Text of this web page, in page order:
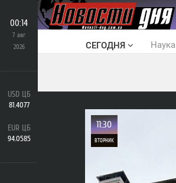
СЕГОДНЯ Наука
00:14
7 авг
2026
USD ЦБ
81.4077
EUR ЦБ
94.0585
11:30
ВТОРНИК